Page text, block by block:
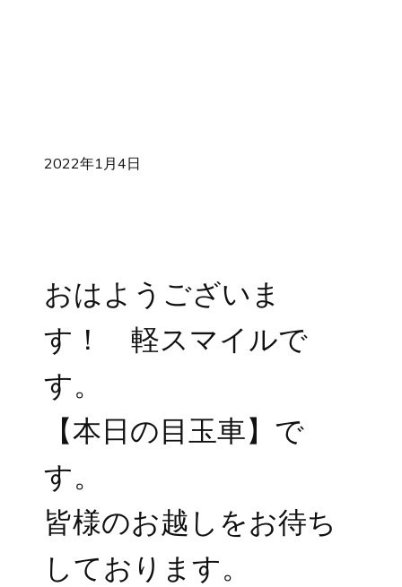
2022年1月4日
おはようございま
す！ 軽スマイルで
す。
【本日の目玉車】で
す。
皆様のお越しをお待ち
しております。